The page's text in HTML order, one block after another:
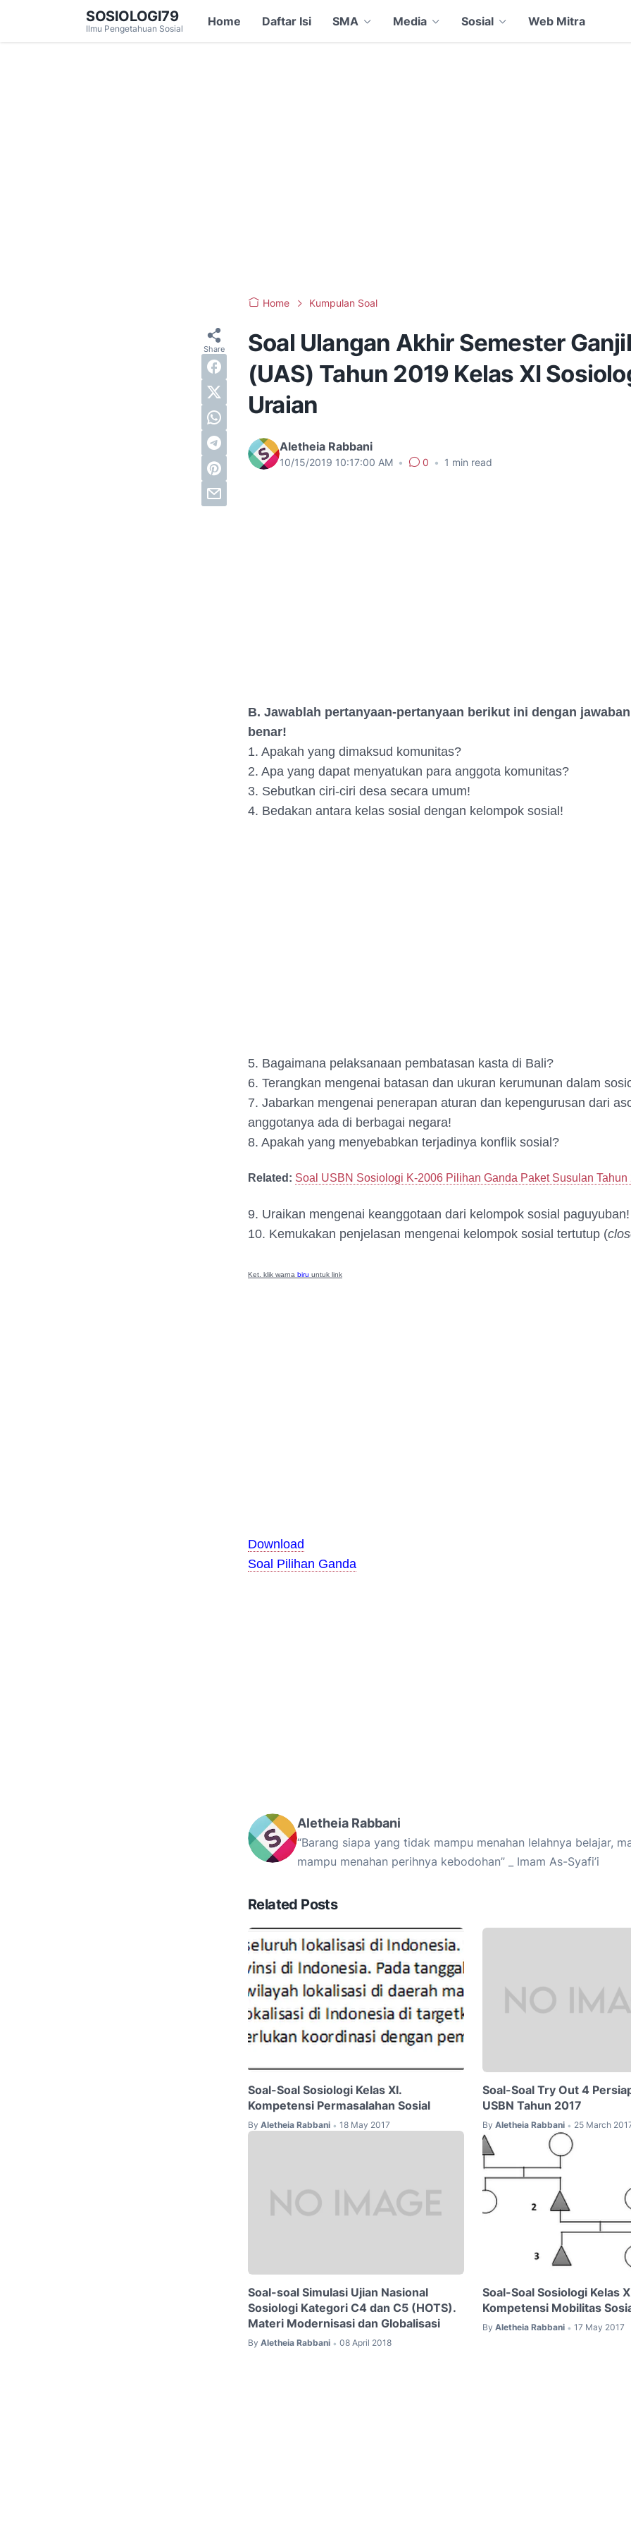
SOSIOLOGI79
Ilmu Pengetahuan Sosial
Home Daftar Isi SMA Media Sosial Web Mitra
Home Kumpulan Soal
Soal Ulangan Akhir Semester Ganjil
(UAS) Tahun 2019 Kelas XI
Uraian
Aletheia Rabbani
10/15/2019 10:17:00 AM • 0 • 1 min read
B. Jawablah pertanyaan-pertanyaan berikut ini dengan
benar!
1. Apakah yang dimaksud komunitas?
2. Apa yang dapat menyatukan para anggota komunitas?
3. Sebutkan ciri-ciri desa secara umum!
4. Bedakan antara kelas sosial dengan kelompok sosial!
5. Bagaimana pelaksanaan pembatasan kasta di Bali?
6. Terangkan mengenai batasan dan ukuran kerumunan dalam
7. Jabarkan mengenai penerapan aturan dan kepengurusan dari
anggotanya ada di berbagai negara!
8. Apakah yang menyebabkan terjadinya konflik sosial?
Related: Soal USBN Sosiologi K-2006 Pilihan Ganda Paket Susulan Tahun
9. Uraikan mengenai keanggotaan dari kelompok sosial paguyuban!
10. Kemukakan penjelasan mengenai kelompok sosial tertutup (
Ket. klik warna biru untuk link
Download
Soal Pilihan Ganda
Aletheia Rabbani
“Barang siapa yang tidak mampu menahan lelahnya belajar,
mampu menahan perihnya kebodohan” _ Imam As-Syafi’i
Related Posts
Soal-Soal Sosiologi Kelas XI.
Kompetensi Permasalahan Sosial
By Aletheia Rabbani • 18 May 2017
Soal-Soal Try Out 4
USBN Tahun 2017
By Aletheia Rabbani • 25 March
Soal-soal Simulasi Ujian Nasional
Sosiologi Kategori C4 dan C5 (HOTS).
Materi Modernisasi dan Globalisasi
By Aletheia Rabbani • 08 April 2018
Soal-Soal Sosiologi Kelas
Kompetensi Mobilitas
By Aletheia Rabbani • 17 May 2017